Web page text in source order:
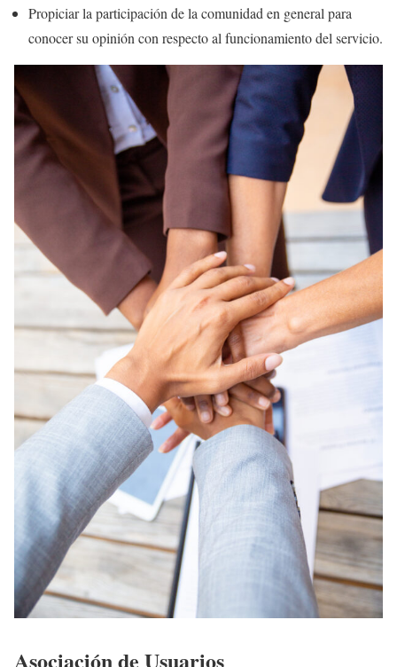
Propiciar la participación de la comunidad en general para
conocer su opinión con respecto al funcionamiento del servicio.
Asociación de Usuarios